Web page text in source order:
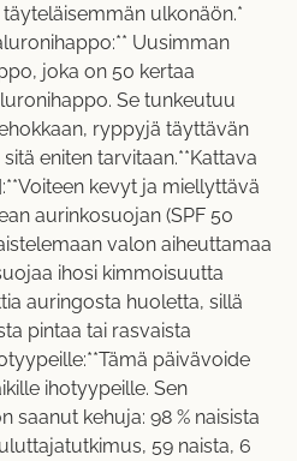
ulkonäön.*
Uusimman
joka on 50 kertaa
Se tunkeutuu
ryppyjä täyttävän
eniten tarvitaan.**Kattava
kevyt ja miellyttävä
aurinkosuojan (SPF 50
valon aiheuttamaa
ihosi kimmoisuutta
auringosta huoletta, sillä
pintaa tai rasvaista
päivävoide
ihotyypeille. Sen
saanut kehuja: 98 % naisista
59 naista, 6